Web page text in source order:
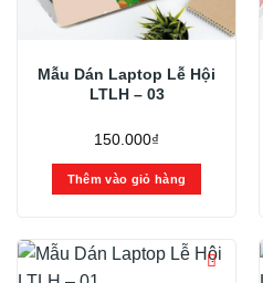
Mẫu Dán Laptop Lễ Hội
LTLH – 03
150.000₫
Thêm vào giỏ hàng